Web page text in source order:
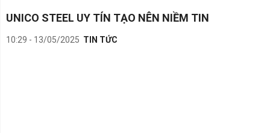
UNICO STEEL UY TÍN TẠO NÊN NIỀM TIN
10:29 - 13/05/2025 TIN TỨC